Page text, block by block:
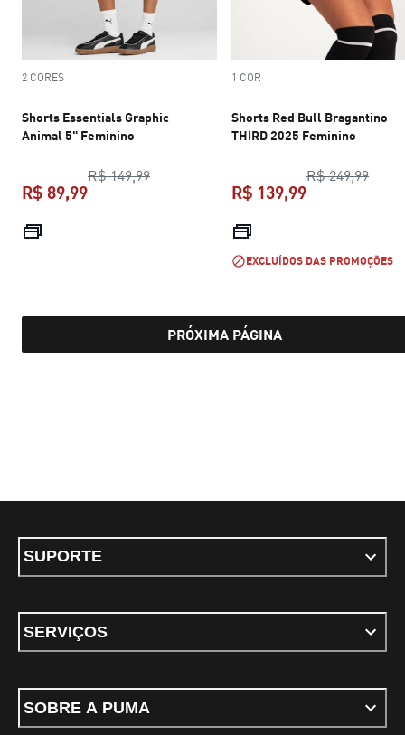
2 CORES
Shorts Essentials Graphic
Animal 5" Feminino
R$ 149,99preço original R$ 149,99
R$ 89,99
1 COR
Shorts Red Bull Bragantino
THIRD 2025 Feminino
R$ 249,99
R$ 139,99
EXCLUÍDOS DAS PROMOÇÕES
PRÓXIMA PÁGINA
SUPORTE
SERVIÇOS
SOBRE A PUMA